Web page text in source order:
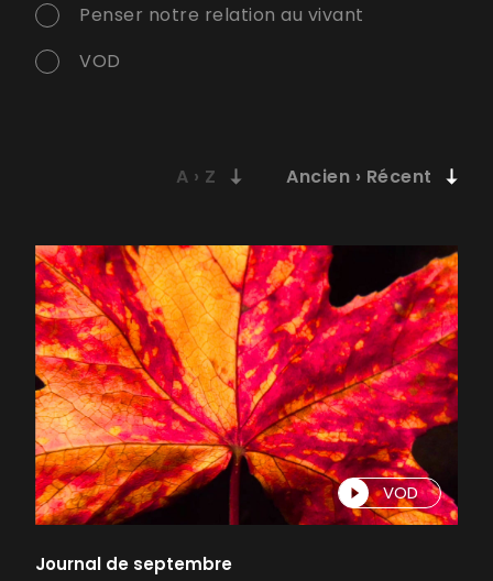
Penser notre relation au vivant
VOD
VOD
Journal de septembre